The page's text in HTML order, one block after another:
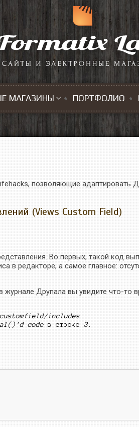
МАГАЗИНЫ ПОРТФОЛИО
позволяющие адаптировать
(Views Сustom Field)
Во первых, такой код
в редакторе, а самое главное:
журнале Друпала вы увидите что-то
includes
code в строке 3.